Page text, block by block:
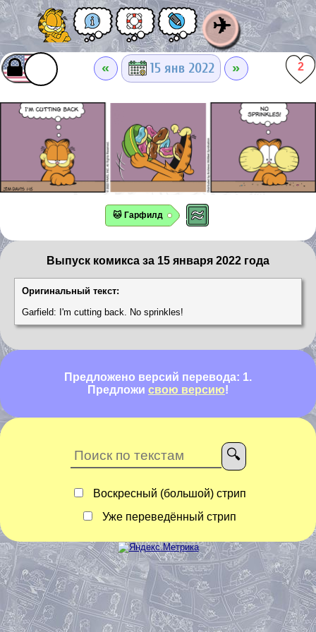
✈
« 15 янв 2022 » 2
🐱 Гарфилд
Выпуск комикса за 15 января 2022 года
Оригинальный текст:
Garfield: I'm cutting back. No sprinkles!
Предложено версий перевода: 1.
Предложи свою версию!
Воскресный (большой) стрип
Уже переведённый стрип